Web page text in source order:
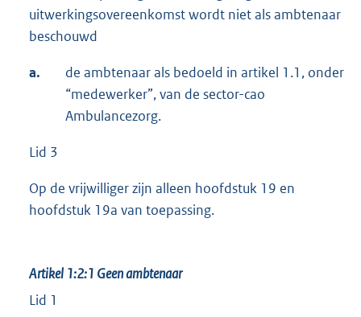
uitwerkingsovereenkomst wordt niet als ambtenaar
beschouwd
a.
de ambtenaar als bedoeld in artikel 1.1, onder
“medewerker”, van de sector-cao
Ambulancezorg.
Lid 3
Op de vrijwilliger zijn alleen hoofdstuk 19 en
hoofdstuk 19a van toepassing.
Artikel 1:2:1 Geen ambtenaar
Lid 1